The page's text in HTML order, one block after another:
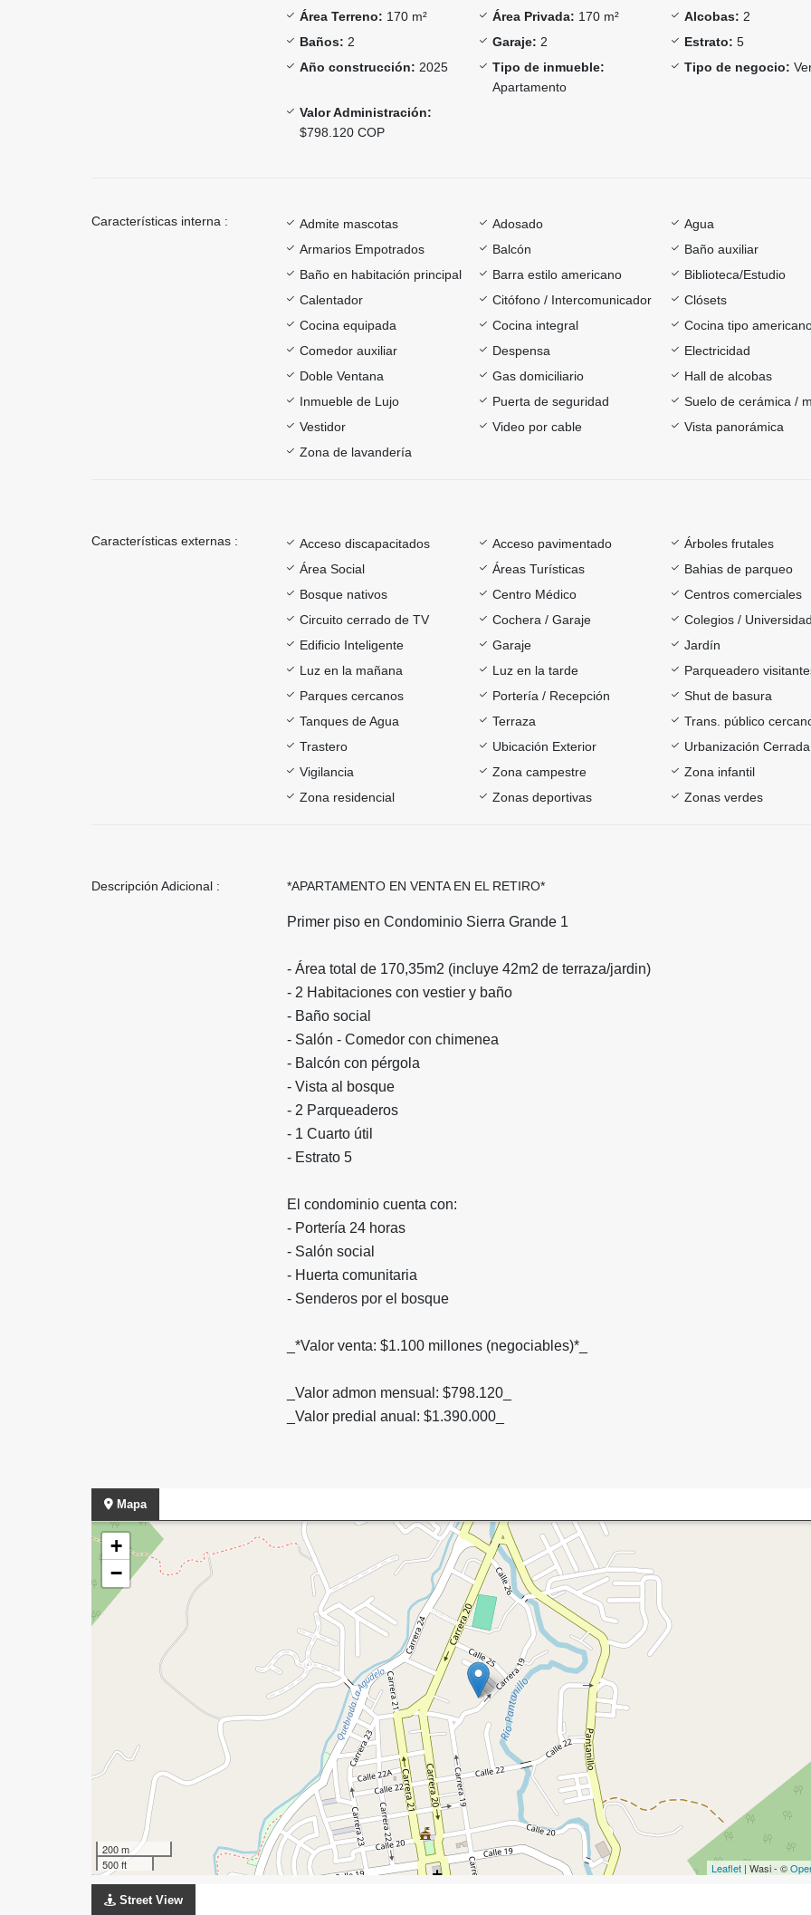
Área Terreno: 170 m² Área Privada: 170 m² Alcobas: 2
Baños: 2 Garaje: 2 Estrato: 5
Año construcción: 2025
Tipo de inmueble:
Apartamento
Tipo de negocio:
Valor Administración:
$798.120 COP
Características interna : Admite mascotas Adosado
Agua
Armarios Empotrados
Balcón
Baño auxiliar
Baño en habitación principal
Barra estilo americano
Biblioteca/Estudio
Calentador
Citófono / Intercomunicador
Clósets
Cocina equipada
Cocina integral
Cocina tipo
Comedor auxiliar
Despensa
Electricidad
Doble Ventana
Gas domiciliario
Hall de alcobas
Inmueble de Lujo
Puerta de seguridad
Suelo de cerámica /
Vestidor
Video por cable
Vista panorámica
Zona de lavandería
Características externas : Acceso discapacitados Acceso pavimentado
Árboles frutales
Área Social
Áreas Turísticas
Bahias de parqueo
Bosque nativos
Centro Médico
Centros comerciales
Circuito cerrado de TV
Cochera / Garaje
Colegios /
Edificio Inteligente
Garaje
Jardín
Luz en la mañana
Luz en la tarde
Parqueadero
Parques cercanos
Portería / Recepción
Shut de basura
Tanques de Agua
Terraza
Trans. público
Trastero
Ubicación Exterior
Urbanización Cerrada
Vigilancia
Zona campestre
Zona infantil
Zona residencial
Zonas deportivas Zonas verdes
Descripción Adicional : *APARTAMENTO EN VENTA EN EL RETIRO*
Primer piso en Condominio Sierra Grande 1
- Área total de 170,35m2 (incluye 42m2 de terraza/jardin)
- 2 Habitaciones con vestier y baño
- Baño social
- ⁠Salón - Comedor con chimenea
- ⁠Balcón con pérgola
- ⁠Vista al bosque
- 2 Parqueaderos
- 1 Cuarto útil
- ⁠Estrato 5
El condominio cuenta con:
- Portería 24 horas
- ⁠Salón social
- ⁠Huerta comunitaria
- ⁠Senderos por el bosque
_*Valor venta: $1.100 millones (negociables)*_
_Valor admon mensual: $798.120_
_Valor predial anual: $1.390.000_
Mapa
+
−
200 m
500 ft
Leaflet | Wasi - ©
Street View